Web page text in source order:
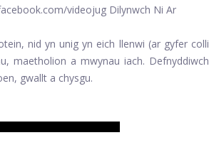
videojug Dilynwch Ni Ar
nid yn unig yn eich llenwi (ar gyfer colli
maetholion a mwynau iach. Defnyddiwch
gwallt a chysgu.